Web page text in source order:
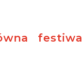
festiwal